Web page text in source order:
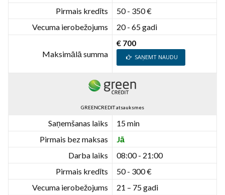
Pirmais kredīts
50 - 350 €
Vecuma ierobežojums
20 - 65 gadi
Maksimālā summa
€ 700
SAŅEMT NAUDU
GREENCREDIT atsauksmes
Saņemšanas laiks
15 min
Pirmais bez maksas
Jā
Darba laiks
08:00 - 21:00
Pirmais kredīts
50 - 300 €
Vecuma ierobežojums
21 – 75 gadi